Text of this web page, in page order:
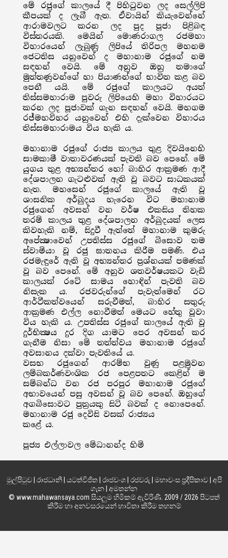
මේ රජුගේ කාලයේ දී පිහිටුවන ලද සෙල්ලිපි
කීපයක් ද ලැබී ඇත. ඒවායින් කියැවෙන්නේ
ආරාමවලට කරන ලද පුද පූජා පිළිබඳ
විස්තරයකි. මෙයින් මොණරාගල රජමහා
විහාරයෙන් ලැබුණු ලිපියේ තිරිපල මහනම
ජෙටතිස යනුවෙන් ද මහානාම රජුගේ නම
සඳහන් වෙයි. මේ අනුව ඔහු තමාගේ
මුත්තණුවන්ගේ හා පියාණන්ගේ භාවිත කළ බව
පෙනී යයි. මේ රජුගේ කාලයට අයත්
තිස්සමහාරාම පුවරු ලිපියෙහි මහා විහාරයට
කරන ලද පූජාවක් ගැන සඳහන් වෙයි. මහගම
රජ්මහවිහර යනුවෙන් එහි දැක්වෙන විහාරය
තිස්සමහාරාමය විය හැකි ය.
මහානාම රජුගේ රාජ්‍ය කාලය තුළ දිවයිනෙහි
සාමකාමී වාතාවරණයක් පැවති බව පෙනේ. මේ
යුගය තුළ අභ්‍යන්තර හෝ බාහිර ආක්‍රමණ ආදී
දේශපාලන ගැටළුවක් ඇති වූ බවට සාධකයක්
නැත. මහසෙන් රජුගේ කාලයේ ඇති වූ
ශාසනික අර්බුදය හැරෙන විට මහානාම
රජුගෙන් අවසන් වන වර්ෂ එකසිය තිහක
තරම් කාලය තුළ දේශපාලන අර්බුදයක් ලෙස
කිවහැකි නම්, සිදුවී ඇත්තේ මහානාම කුමරු
අපේක්‍ෂාවෙන් උපතිස්ස රජුගේ බිසොව තම
ස්වාමියා වූ රජු ඝාතනය කිරීම පමණි. එය
රජමැඳුරේ ඇති වූ අභ්‍යන්තර ප්‍රශ්නයක් පමණක්
වූ බව පෙනේ. මේ අනුව ශතවර්ෂයකට වැඩි
කාලයක් රටේ සාමය හොඳින් පැවති බව
නිසැක ය. රජවරුන්ගේ පැවැත්මෙන් රට
ආර්ථීකත්වයෙන් සරුවීමත්, බාහිර සතුරු
ආක්‍රමණ එල්ල නොවීමත් මෙයට හේතු වූවා
විය හැකි ය. උපතිස්ස රජුගේ කාලයේ ඇති වූ
දුර්භික්‍ෂය දුර දිග යාමට පෙර අවසන් කර
ගැනීම නිසා මේ තත්ත්වය මහානාම රජුගේ
අවසානය දක්වා පැවතියේ ය.
වසභ රජුගෙන් ආරම්භ වුණු පළමුවන
ලම්බකර්ණවංශික රජ පෙළපතට කෙළින් ම
සම්බන්ධ වන රජ පරපුර මහානාම රජුගේ
අභාවයෙන් පසු අවසන් වූ බව පෙනේ. ඔහුගේ
අගබිසොවට පුත්‍රයකු සිටි බවක් ද නොපෙනේ.
මහානාම රජු දෙවිසි වසක් රාජ්‍යය
කළේ ය.
පූජ්‍ය එල්ලාවල මේධානන්ද හිමි
මුල්පිටුව| රාජධානි| යටත්විජිත| රාජවංශ| රජවරු මහාවංස ප්‍රදීපිකාව| අපි
ගැන අමතන්න
© www.mahawansaya.com සියලුම හිමිකම් ඇවිරිණි. 2009 / 2026 පිටපත්
කිරීම හා අනවසරයෙන් භාවිතා කිරීම තහනම්